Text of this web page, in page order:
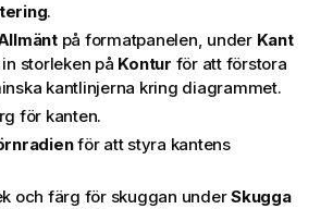
.
på formatpanelen, under Kant
storleken på Kontur för att förstora
kantlinjerna kring diagrammet.
för kanten.
för att styra kantens
och färg för skuggan underSkugga